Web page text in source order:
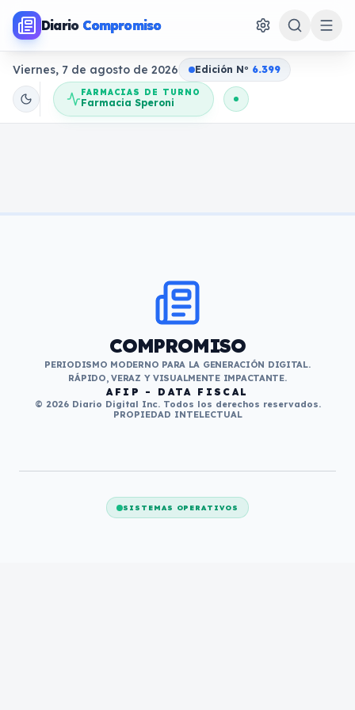
Diario Compromiso
Viernes, 7 de agosto de 2026 Edición No 6.399
FARMACIAS DE TURNO
Farmacia Speroni
COMPROMISO
PERIODISMO MODERNO PARA LA GENERACIÓN DIGITAL.
RÁPIDO, VERAZ Y VISUALMENTE IMPACTANTE.
AFIP - DATA FISCAL
© 2026 Diario Digital Inc. Todos los derechos reservados.
PROPIEDAD INTELECTUAL
SISTEMAS OPERATIVOS